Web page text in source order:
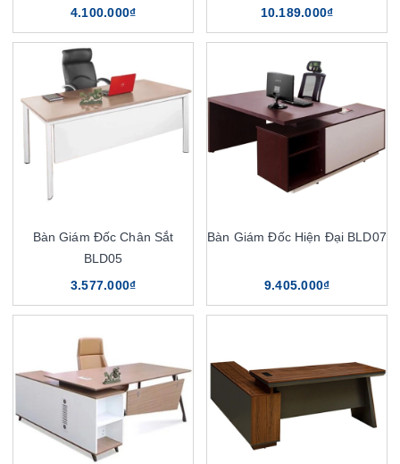
4.100.000₫
10.189.000₫
Bàn Giám Đốc Chân Sắt
BLD05
3.577.000₫
Bàn Giám Đốc Hiện Đại BLD07
9.405.000₫